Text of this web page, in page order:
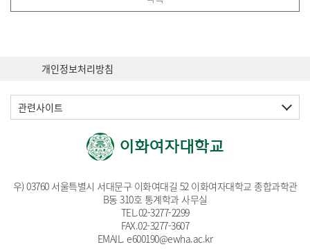
개인정보처리방침
관련사이트
우) 03760 서울특별시 서대문구 이화여대길 52 이화여자대학교 종합과학관
B동 310호 통계학과 사무실
TEL.02-3277-2299
FAX.02-3277-3607
EMAIL. e600190@ewha.ac.kr